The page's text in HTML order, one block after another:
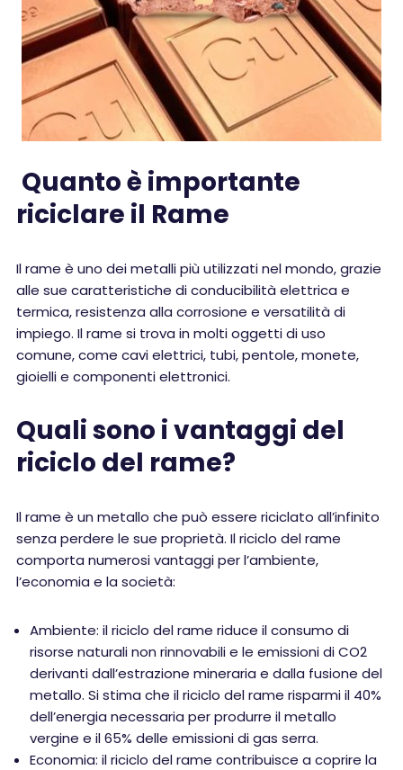
Quanto è importante
riciclare il Rame
Il rame è uno dei metalli più utilizzati nel mondo, grazie
alle sue caratteristiche di conducibilità elettrica e
termica, resistenza alla corrosione e versatilità di
impiego. Il rame si trova in molti oggetti di uso
comune, come cavi elettrici, tubi, pentole, monete,
gioielli e componenti elettronici.
Quali sono i vantaggi del
riciclo del rame?
Il rame è un metallo che può essere riciclato all’infinito
senza perdere le sue proprietà. Il riciclo del rame
comporta numerosi vantaggi per l’ambiente,
l’economia e la società:
Ambiente: il riciclo del rame riduce il consumo di
risorse naturali non rinnovabili e le emissioni di CO2
derivanti dall’estrazione mineraria e dalla fusione del
metallo. Si stima che il riciclo del rame risparmi il 40%
dell’energia necessaria per produrre il metallo
vergine e il 65% delle emissioni di gas serra.
Economia: il riciclo del rame contribuisce a coprire la